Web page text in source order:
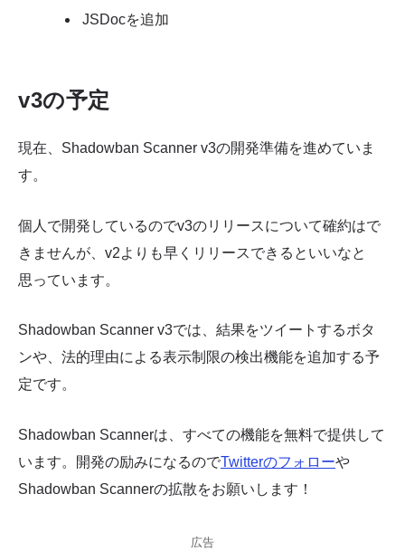
JSDocを追加
v3の予定
現在、Shadowban Scanner v3の開発準備を進めていま
す。
個人で開発しているのでv3のリリースについて確約はで
きませんが、v2よりも早くリリースできるといいなと
思っています。
Shadowban Scanner v3では、結果をツイートするボタ
ンや、法的理由による表示制限の検出機能を追加する予
定です。
Shadowban Scannerは、すべての機能を無料で提供して
います。開発の励みになるのでTwitterのフォローや
Shadowban Scannerの拡散をお願いします！
広告